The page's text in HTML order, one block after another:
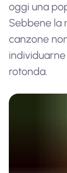
oggi una
Sebbene la
canzone
rotonda.